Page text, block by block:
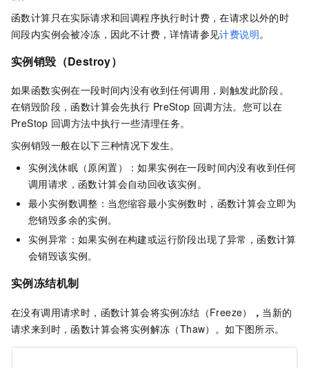
函数计算只在实际请求和回调程序执行时计费，在请求以外的时
间段内实例会被冷冻，因此不计费，详情请参见计费说明。
实例销毁（Destroy）
如果函数实例在一段时间内没有收到任何调用，则触发此阶段。
在销毁阶段， 函数计算会先执行 PreStop 回调方法。您可以在
PreStop 回调方法中执行一些清理任务。
实例销毁一般在以下三种情况下发生。
实例浅休眠（原闲置）：如果实例在一段时间内没有收到任何
调用请求， 函数计算会自动回收该实例。
最小实例数调整：当您缩容最小实例数时， 函数计算会立即为
您销毁多余的实例。
实例异常：如果实例在构建或运行阶段出现了异常， 函数计算
会销毁该实例。
实例冻结机制
在没有调用请求时， 函数计算会将实例冻结（Freeze） ， 当新的
请求来到时， 函数计算会将实例解冻（Thaw）。如下图所示。